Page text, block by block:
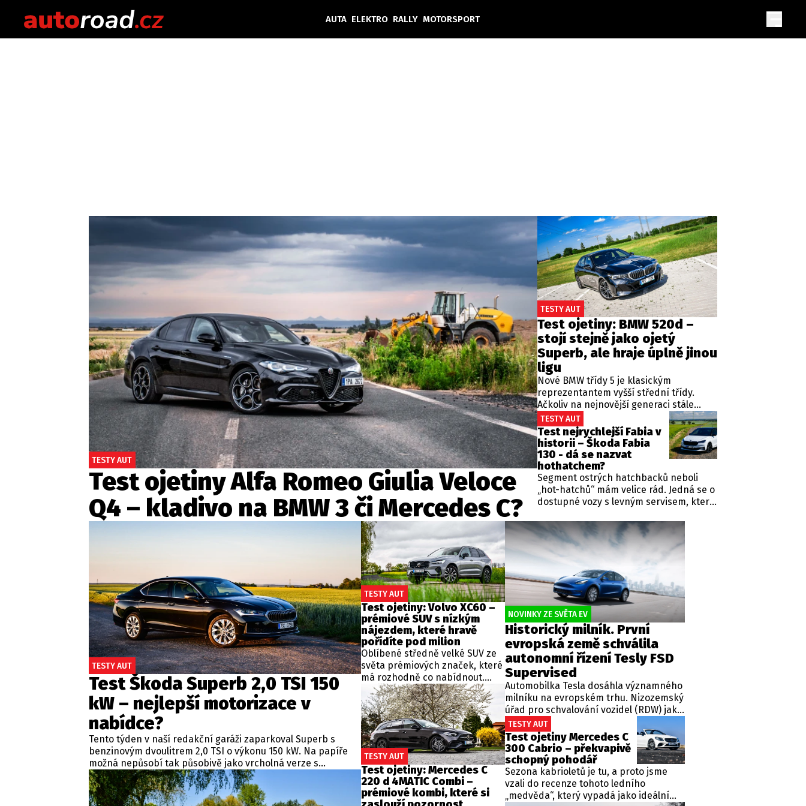
AUTA ELEKTRO RALLY MOTORSPORT
Český trh
Tuning
Profi
Etický kodex Kontakt Vydavatel Inzerce Osobní údaje / Cookies
Provozovatelem serveru autoroad.cz je INCORP MEDIA GROUP s.r.o., IČ: 118 23 054
SLEDUJTE NÁS NA
TESTY AUT
Test ojetiny Alfa Romeo Giulia Veloce
Q4 – kladivo na BMW 3 či Mercedes C?
TESTY AUT
Test ojetiny: BMW 520d –
stojí stejně jako ojetý
Superb, ale hraje úplně jinou
ligu
Nové BMW třídy 5 je klasickým
reprezentantem vyšší střední třídy.
Ačkoliv na nejnovější generaci stále
nahlížím pohledem, že se jedná o
nedávno představenou novinku, čas
neúprosně letí a od zahájení prodeje
utekly už tři roky. Začíná se tedy
objevovat i na sekundárním trhu mezi
zánovními vozy. Jeden takový kus jsme
si vybrali do dnešní recenze a to
především proto, že stojí téměř stejně,
TESTY AUT
Test nejrychlejší Fabia v
historii – Škoda Fabia
130 - dá se nazvat
hothatchem?
Segment ostrých hatchbacků neboli
„hot-hatchů“ mám velice rád. Jedná se o
dostupné vozy s levným servisem, které
nimi dá jezdit i každý den po městě. V
posledních letech jsou bohužel téměř
vyhynulým druhem – mluvím například
o hravé Fiestě ST, precizním Hyundai I20
N, ale i o Renaultu Clio RS, Peugeotu 208
GTI či VW Polo GTI. Je nová Škoda Fabia
130 autem, které zaujalo místo po těchto
legendách?
TESTY AUT
Test Škoda Superb 2,0 TSI 150
kW – nejlepší motorizace v
nabídce?
Tento týden v naší redakční garáži zaparkoval Superb s
benzinovým dvoulitrem 2,0 TSI o výkonu 150 kW. Na papíře
možná nepůsobí tak působivě jako vrcholná verze s
pohonem všech kol, ale právě během běžného provozu
ukazuje, proč by mohl být pro většinu zákazníků tou nejlepší
volbou.
TESTY AUT
Test ojetiny: Volvo XC60 –
prémiové SUV s nízkým
nájezdem, které hravě
pořídíte pod milion
Oblíbené středně velké SUV ze
světa prémiových značek, které
má rozhodně co nabídnout.
Volvo XC60 boduje designem,
bezpečností i univerzálností, ale
ne všechno je zlato, co se třpytí.
Dobrou zprávou je, že dnes se
dá pořídit za velmi zajímavé
peníze, díky čemuž jde o
překvapivě dostupné a velmi
univerzální auto pro široké
spektrum zákazníků.
TESTY AUT
Test ojetiny: Mercedes C
220 d 4MATIC Combi –
prémiové kombi, které si
NOVINKY ZE SVĚTA EV
Historický milník. První
evropská země schválila
autonomní řízení Tesly FSD
Supervised
Automobilka Tesla dosáhla významného
milníku na evropském trhu. Nizozemský
úřad pro schvalování vozidel (RDW) jako
první v Evropě oficiálně povolil provoz
pokročilého softwaru Tesla Full Self-
Driving (FSD) Supervised. Tato
technologie umožňuje vozu automaticky
zatáčet, brzdit i zrychlovat, a to nejen
na dálnicích, ale nově i v městském
provozu.
TESTY AUT
Test ojetiny Mercedes C
300 Cabrio – překvapivě
schopný pohodář
Sezona kabrioletů je tu, a proto jsme
vzali do recenze tohoto ledního
„medvěda“, který vypadá jako ideální